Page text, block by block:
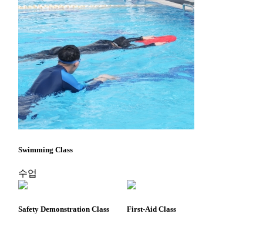
Swimming Class
수업
Safety Demonstration Class First-Aid Class